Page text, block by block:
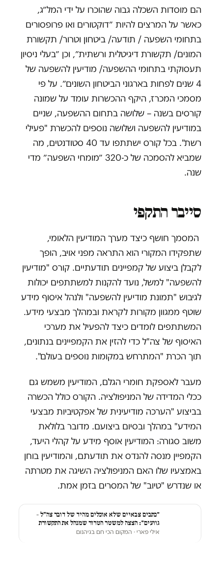
הם מוסדות השכלה גבוה שהוכרו על ידי המל״ג,
כאשר על המרצים להיות ״דוקטורים ואו פרופסורים
בתחומי השפעה / תודעה/ ביטחון וטרור/ תקשורת
המונים/ תקשורת דיגיטלית ורשתית״, וכן ״בעלי ניסיון
תעסוקתי בתחומי ההשפעה/ מודיעין להשפעה של
4 שנים לפחות בארגוני הביטחון השונים״. על פי
מסמכי המכרז, היקף ההכשרות עומד על שמונה
קורסים בשנה – שלושה בתחום ההשפעה, שניים
במודיעין להשפעה ושלושה נוספים להכשרת "פעילי
רשת". בכל קורס ישתתפו עד 40 סטודנטים, מה
שמביא להסמכה של כ-320 ״מומחי השפעה״ מדי
שנה.
סייבר התקפי
המסמך חושף כיצד מערך המודיעין הלאומי,
שתפקידו המקורי הוא התראה מפני אויב, הופך
לקבלן ביצוע של קמפיינים תודעתיים. קורס "מודיעין
להשפעה" למשל, נועד להקנות למשתתפים יכולות
לגיבוש "תמונת מודיעין להשפעה" ולנהל איסוף מידע
שוטף ממגוון מקורות לקראת ובמהלך מבצעי מידע.
המשתתפים לומדים כיצד להפעיל את מערכי
האיסוף של צה"ל כדי להזין את הקמפיינים בנתונים,
תוך הכרת "המתרחש במקומות נוספים בעולם".
מעבר לאספקת חומרי הגלם, המודיעין משמש גם
ככלי המדידה של המניפולציה. הקורס כולל הכשרה
בביצוע "הערכה מודיעינית של אפקטיביות מבצעי
המידע" במהלך ובסיום ביצועם. מדובר בלולאת
משוב סגורה: המודיעין אוסף מידע על קהלי היעד,
הקמפיין מנסה להנדס את תודעתם, והמודיעין בוחן
באמצעיו שלו האם המניפולציה השיגה את מטרתה
או שנדרש "טיוב" של המסרים בזמן אמת.
"כתבים צבאיים שלא אוכלים מהיד של דובר צה״ל –
גוועים": הצצה למשטר הטרור שמנהל את התקשורת
אילי פארי · המקום הכי חם בגיהנום